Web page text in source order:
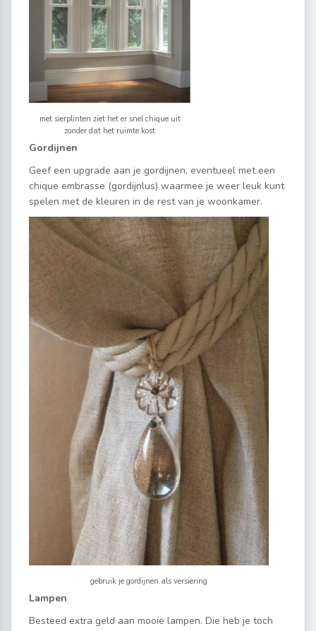
met sierplinten ziet het er snel chique uit
zonder dat het ruimte kost
Gordijnen
Geef een upgrade aan je gordijnen, eventueel met een
chique embrasse (gordijnlus) waarmee je weer leuk kunt
spelen met de kleuren in de rest van je woonkamer.
gebruik je gordijnen als versiering
Lampen
Besteed extra geld aan mooie lampen. Die heb je toch